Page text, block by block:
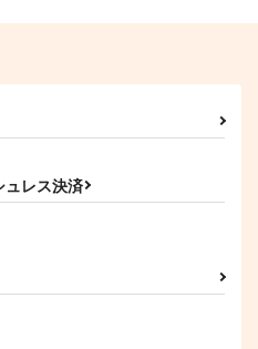
#氷室くんは恋したく
ュレス決済